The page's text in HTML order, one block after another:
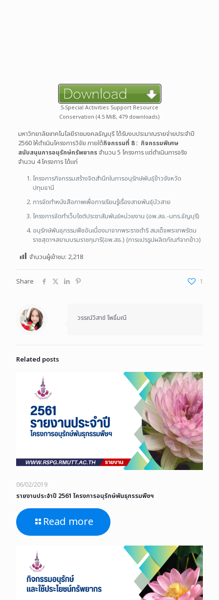
5-Special Activities Support Resource
Conservation (4.5 MiB, 479 downloads)
มหาวิทยาลัยเทคโนโลยีราชมงคลธัญบุรี ได้รับงบประมาณรายจ่ายประจำปี
2560 ให้ดำเนินโครงการวิจัย ภายใต้กิจกรรมที่ 8 : กิจกรรมพิเศษ
สนับสนุนการอนุรักษ์ทรัพยากรจำนวน 5 โครงการ แต่ดำเนินการจริง
จำนวน 4 โครงการ ได้แก่
โครงการกิจกรรมสร้างจิตสำนึกในการอนุรักษ์พันธุ์ข้าวจังหวัด
ปทุมธานี
การจัดทำหนังสือภาพเพื่อการเรียนรู้เรื่องสายพันธุ์บัวสาย
โครงการจัดทำเว็บไซต์ประชาสัมพันธ์หน่วยงาน (อพ.สธ.-มทร.ธัญบุรี)
อนุรักษ์พันธุกรรมพืชอันเนื่องมาจากพระราชดำริ สมเด็จพระเทพรัตน
ราชสุดาฯสยามบรมราชกุมารี(อพ.สธ.) (การแปรรูปผลิตภัณฑ์จากข้าว)
จำนวนผู้เข้าชม: 2,218
Share 1
วรรณ์วิสาข์ โพธิ์มณี
Related posts
06/02/2019
รายงานประจำปี 2561 โครงการอนุรักษ์พันธุกรรมพืชฯ
Read more